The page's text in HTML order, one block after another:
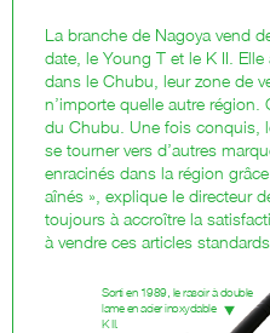
La branche de Nagoya vend
date, le Young T et le K II.
dans le Chubu, leur zone de
n’importe quelle autre région.
du Chubu. Une fois conquis,
se tourner vers d’autres
enracinés dans la région
aînés », explique le directeur
toujours à accroître la
à vendre ces articles
Sorti en 1989, le rasoir à double
lame en acier inoxydable
K II.